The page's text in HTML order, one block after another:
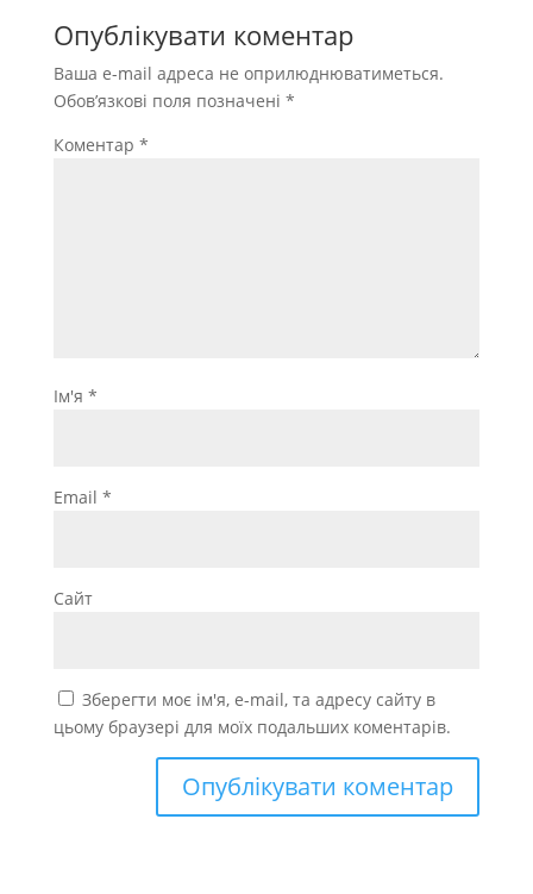
Опублікувати коментар
Ваша e-mail адреса не оприлюднюватиметься.
Обов’язкові поля позначені *
Коментар *
Ім'я *
Email *
Сайт
Зберегти моє ім'я, e-mail, та адресу сайту в
цьому браузері для моїх подальших коментарів.